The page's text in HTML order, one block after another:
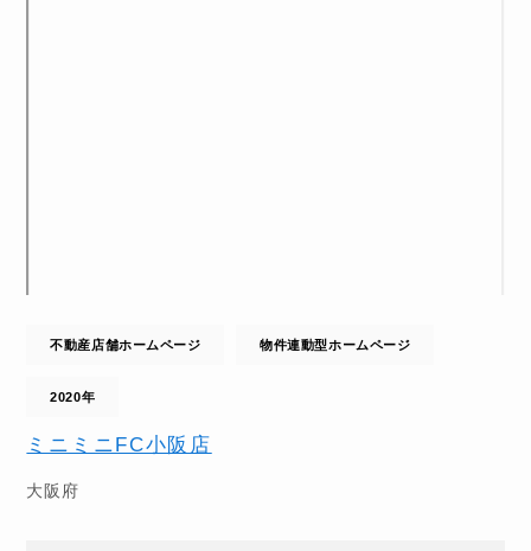
不動産店舗ホームページ 物件連動型ホームページ
2020年
ミニミニFC小阪店
大阪府